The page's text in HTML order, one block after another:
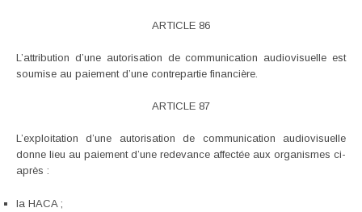
ARTICLE 86
L’attribution d’une autorisation de communication audiovisuelle est
soumise au paiement d’une contrepartie financière.
ARTICLE 87
L’exploitation d’une autorisation de communication audiovisuelle
donne lieu au paiement d’une redevance affectée aux organismes ci-
après :
la HACA ;